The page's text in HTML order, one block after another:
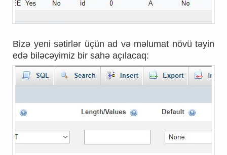
Bizə yeni sətirlər üçün ad və məlumat növü təyin
edə biləcəyimiz bir sahə açılacaq: